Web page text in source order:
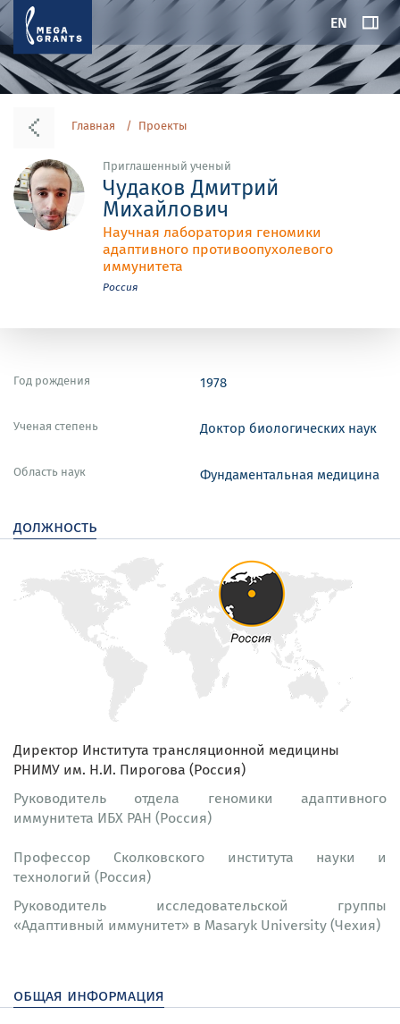
EN
Главная Проекты
Приглашенный ученый
Чудаков Дмитрий
Михайлович
Научная лаборатория геномики
адаптивного противоопухолевого
иммунитета
Россия
Год рождения 1978
Ученая степень Доктор биологических наук
Область наук Фундаментальная медицина
должность
Директор Института трансляционной медицины
РНИМУ им. Н.И. Пирогова (Россия)
Руководитель отдела геномики адаптивного
иммунитета ИБХ РАН (Россия)
Профессор Сколковского института науки и
технологий (Россия)
Руководитель исследовательской группы
«Адаптивный иммунитет» в Masaryk University (Чехия)
общая информация